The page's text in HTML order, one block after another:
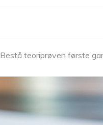
Bestå teoriprøven første